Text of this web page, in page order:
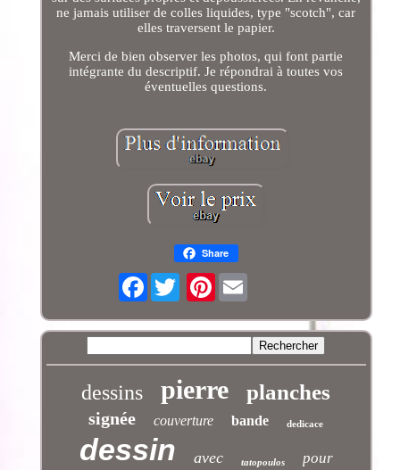
ne jamais utiliser de colles liquides, type "scotch", car
elles traversent le papier.
Merci de bien observer les photos, qui font partie
intégrante du descriptif. Je répondrai à toutes vos
éventuelles questions.
Share
Facebook Pinterest
dessins pierre planches
signée couverture bande dedicace
dessin avec tatopoulos pour